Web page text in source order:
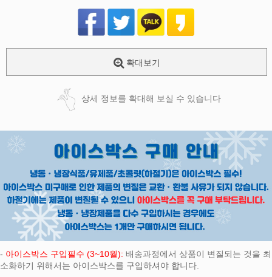
페이코 ID로
PAYCO 바로
확대보기
상세 정보를 확대해 보실 수 있습니다
- 아이스박스 구입필수 (3~10월): 배송과정에서 상품이 변질되는 것을 최
소화하기 위해서는 아이스박스를 구입하셔야 합니다.